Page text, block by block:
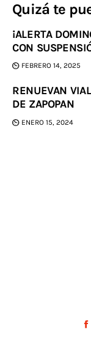
Quizá te
¡ALERTA
CON
FEBRERO 14, 2025
RENUEVAN
DE ZAPOPAN
ENERO 15, 2024